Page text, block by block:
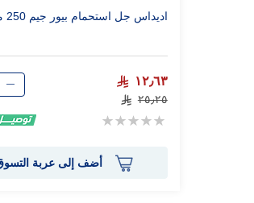
اديداس جل استحمام بيور جيم 250 مل
١٢٫٦٣
٢٥٫٢٥
Rating:
أضف إلى عربة